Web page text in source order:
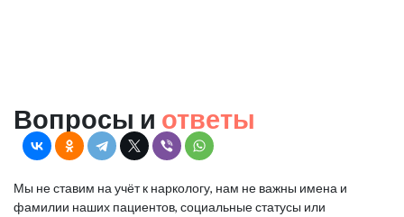
Вопросы и ответы
Мы не ставим на учёт к наркологу, нам не важны имена и
фамилии наших пациентов, социальные статусы или